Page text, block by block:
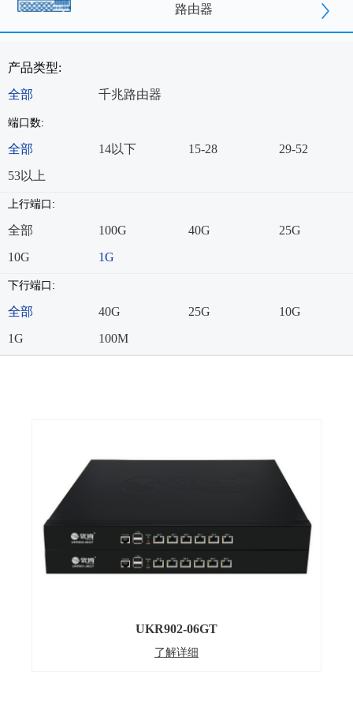
路由器
产品类型:
全部
千兆路由器
端口数:
全部 14以下 15-28
29-52
53以上
上行端口:
全部 100G 40G
25G
10G
1G
下行端口:
全部 40G 25G
10G
1G
100M
UKR902-06GT
了解详细